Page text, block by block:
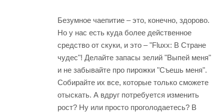
Безумное чаепитие – это, конечно, здорово.
Но у нас есть куда более действенное
средство от скуки, и это – "Fluxx: В Стране
чудес"! Делайте запасы зелий "Выпей меня"
и не забывайте про пирожки "Съешь меня".
Собирайте их все, которые только сможете
отыскать. А вдруг потребуется изменить
рост? Ну или просто проголодаетесь? В